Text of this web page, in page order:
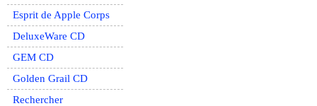
Esprit de Apple Corps
DeluxeWare CD
GEM CD
Golden Grail CD
Rechercher